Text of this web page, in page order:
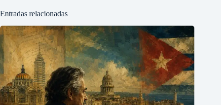
Entradas relacionadas